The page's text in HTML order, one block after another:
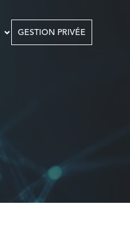
GESTION PRIVÉE